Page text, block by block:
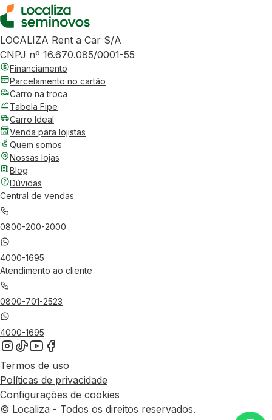
LOCALIZA Rent a Car S/A
CNPJ nº 16.670.085/0001-55
Financiamento
Parcelamento no cartão
Carro na troca
Tabela Fipe
Carro Ideal
Venda para lojistas
Quem somos
Nossas lojas
Blog
Dúvidas
Central de vendas
0800-200-2000
4000-1695
Atendimento ao cliente
0800-701-2523
4000-1695
Termos de uso
Políticas de privacidade
Configurações de cookies
© Localiza - Todos os direitos reservados.